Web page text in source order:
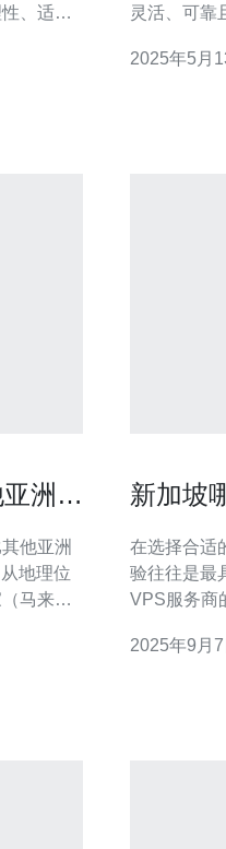
、适用
。根据
灵活、可靠
商无疑是最佳选择之一。 新
2025年5月
洲节
他亚洲
地理位
马来西
富的IX
新加坡
在选择合适
验往往是最
VPS服务商
新加坡VPS
2025年9月7